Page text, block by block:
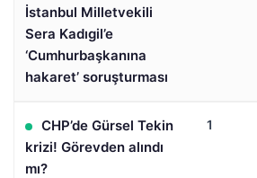
İstanbul Milletvekili
Sera Kadıgil’e
‘Cumhurbaşkanına
hakaret’ soruşturması
CHP’de Gürsel Tekin
krizi! Görevden alındı
mı?
1